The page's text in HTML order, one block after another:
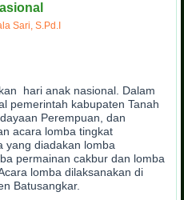
Sari, S.Pd.I
hari anak nasional. Dalam
pemerintah kabupaten Tanah
Perempuan, dan
acara lomba tingkat
yang diadakan lomba
permainan cakbur dan lomba
lomba dilaksanakan di
Batusangkar.